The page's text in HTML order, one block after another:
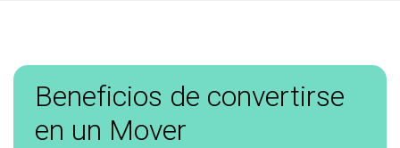
Beneficios de convertirse
en un Mover